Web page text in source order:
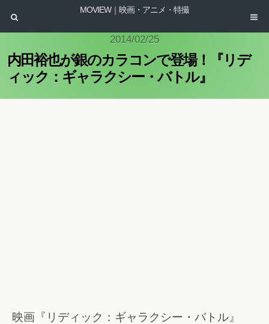
MOVIEW｜映画・アニメ・特撮
2014/02/25
内田裕也が銀のカラコンで登場！『リデ
ィック：ギャラクシー・バトル』
映画『リディック：ギャラクシー・バトル』